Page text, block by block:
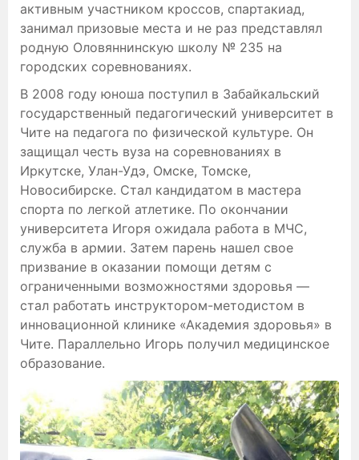
активным участником кроссов, спартакиад,
занимал призовые места и не раз представлял
родную Оловяннинскую школу № 235 на
городских соревнованиях.
В 2008 году юноша поступил в Забайкальский
государственный педагогический университет в
Чите на педагога по физической культуре. Он
защищал честь вуза на соревнованиях в
Иркутске, Улан-Удэ, Омске, Томске,
Новосибирске. Стал кандидатом в мастера
спорта по легкой атлетике. По окончании
университета Игоря ожидала работа в МЧС,
служба в армии. Затем парень нашел свое
призвание в оказании помощи детям с
ограниченными возможностями здоровья —
стал работать инструктором-методистом в
инновационной клинике «Академия здоровья» в
Чите. Параллельно Игорь получил медицинское
образование.